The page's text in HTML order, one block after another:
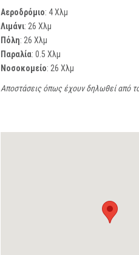
Αεροδρόμιο: 4 Χλμ
Λιμάνι: 26 Χλμ
Πόλη: 26 Χλμ
Παραλία: 0.5 Χλμ
Νοσοκομείο: 26 Χλμ
Αποστάσεις όπως έχουν δηλωθεί από